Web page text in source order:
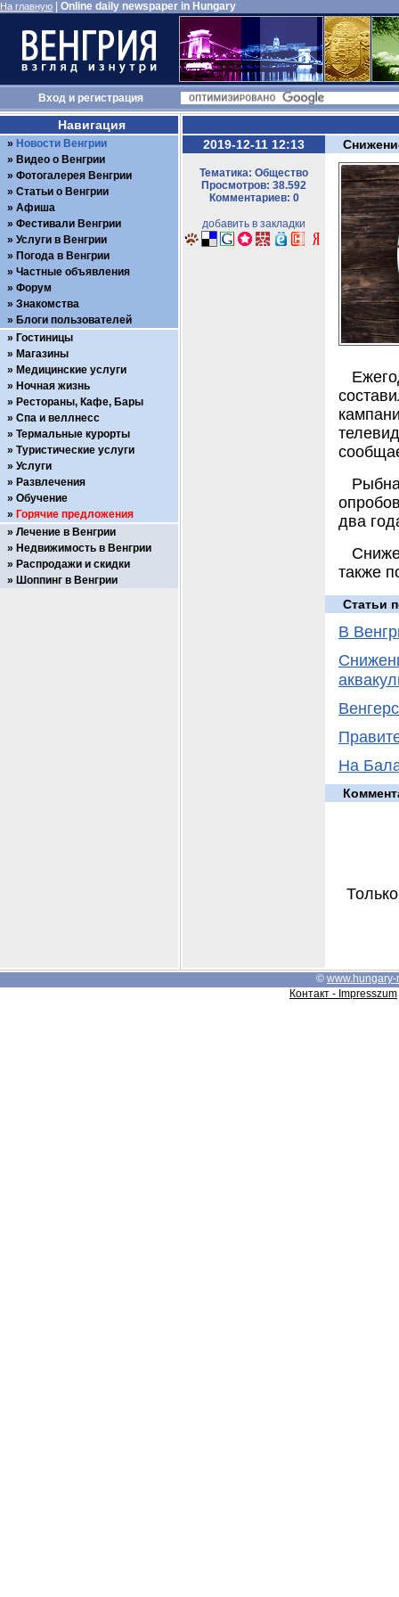
На главную Online daily newspaper in Hungary
Входи регистрация
2019-12-11 12:13
Тематика: Общество
Просмотров: 38.592
Комментариев: 0
добавить в закладки
два
также
Статьи
В
На
Навигация
Новости Венгрии
Видео о Венгрии
Фотогалерея Венгрии
Статьи о Венгрии
Афиша
Фестивали Венгрии
Услуги в Венгрии
Погода в Венгрии
Частные объявления
Форум
Знакомства
Блоги пользователей
Гостиницы
Магазины
Медицинские услуги
Ночная жизнь
Рестораны, Кафе, Бары
Спа и веллнесс
Термальные курорты
Туристические услуги
Услуги
Развлечения
Обучение
Горячие предложения
Лечение в Венгрии
Недвижимость в Венгрии
Распродажи и скидки
Шоппинг в Венгрии
© www.hungary-
Контакт - Impresszum